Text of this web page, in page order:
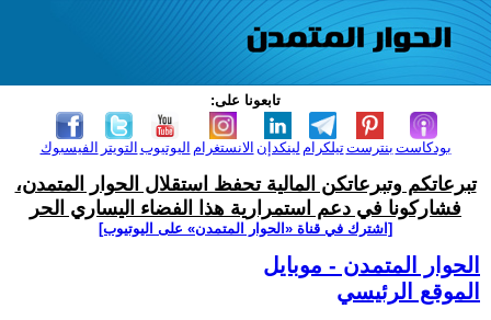
تابعونا على:
الفيسبوك التويتر اليوتيوب الانستغرام لينكدإن تيلكرامبنترست بودكاست
تبرعاتكم وتبرعاتكن المالية تحفظ استقلال الحوار المتمدن،
فشاركونا في دعم استمرارية هذا الفضاء اليساري الحر
[اشترك في قناة ‫«الحوار المتمدن» على اليوتيوب]
الحوار المتمدن - موبايل
الموقع الرئيسي